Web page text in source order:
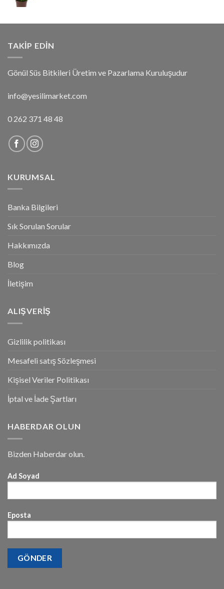
TAKIP EDIN
Gönül Süs Bitkileri Üretim ve Pazarlama Kuruluşudur
info@yesilimarket.com
0 262 371 48 48
KURUMSAL
Banka Bilgileri
Sık Sorulan Sorular
Hakkımızda
Blog
İletişim
ALIŞVERİŞ
Gizlilik politikası
Mesafeli satış Sözleşmesi
Kişisel Veriler Politikası
İptal ve İade Şartları
HABERDAR OLUN
Bizden Haberdar olun.
Ad Soyad
Eposta